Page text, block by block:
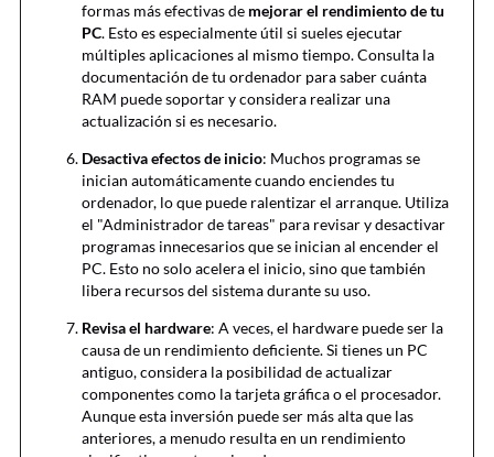
formas más efectivas de mejorar el rendimiento de tu
PC. Esto es especialmente útil si sueles ejecutar
múltiples aplicaciones al mismo tiempo. Consulta la
documentación de tu ordenador para saber cuánta
RAM puede soportar y considera realizar una
actualización si es necesario.
Desactiva efectos de inicio: Muchos programas se
inician automáticamente cuando enciendes tu
ordenador, lo que puede ralentizar el arranque. Utiliza
el "Administrador de tareas" para revisar y desactivar
programas innecesarios que se inician al encender el
PC. Esto no solo acelera el inicio, sino que también
libera recursos del sistema durante su uso.
Revisa el hardware: A veces, el hardware puede ser la
causa de un rendimiento deficiente. Si tienes un PC
antiguo, considera la posibilidad de actualizar
componentes como la tarjeta gráfica o el procesador.
Aunque esta inversión puede ser más alta que las
anteriores, a menudo resulta en un rendimiento